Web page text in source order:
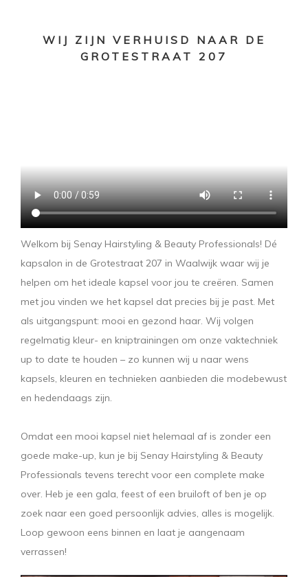
WIJ ZIJN VERHUISD NAAR DE
GROTESTRAAT 207
Welkom bij Senay Hairstyling & Beauty Professionals! Dé
kapsalon in de Grotestraat 207 in Waalwijk waar wij je
helpen om het ideale kapsel voor jou te creëren. Samen
met jou vinden we het kapsel dat precies bij je past. Met
als uitgangspunt: mooi en gezond haar. Wij volgen
regelmatig kleur- en kniptrainingen om onze vaktechniek
up to date te houden – zo kunnen wij u naar wens
kapsels, kleuren en technieken aanbieden die modebewust
en hedendaags zijn.
Omdat een mooi kapsel niet helemaal af is zonder een
goede make-up, kun je bij Senay Hairstyling & Beauty
Professionals tevens terecht voor een complete make
over. Heb je een gala, feest of een bruiloft of ben je op
zoek naar een goed persoonlijk advies, alles is mogelijk.
Loop gewoon eens binnen en laat je aangenaam
verrassen!